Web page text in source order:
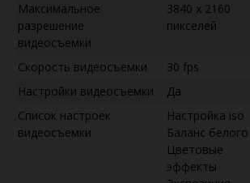
Максимальное
разрешение
видеосъемки
3840 x 2160
пикселей
Скорость видеосъемки 30 fps
Настройки видеосъемки
Да
Список настроек
видеосъемки
Настройка iso
Баланс белого
Цветовые
эффекты